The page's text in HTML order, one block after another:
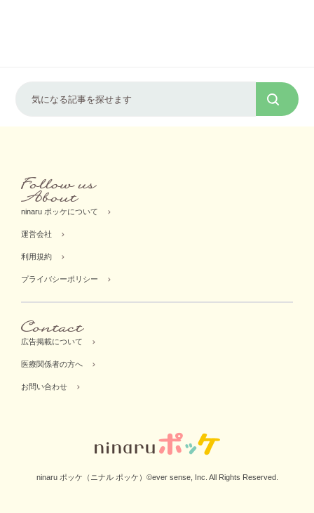
ninaru ポッケについて
運営会社
利用規約
プライバシーポリシー
広告掲載について
医療関係者の方へ
お問い合わせ
ninaru ポッケ（ニナル ポッケ）©ever sense, Inc. All Rights Reserved.